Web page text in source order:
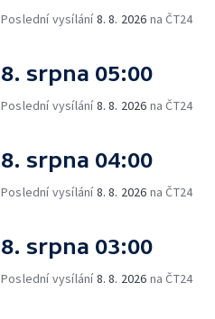
Poslední vysílání8. 8. 2026 na ČT24
8. srpna 05:00
Poslední vysílání8. 8. 2026 na ČT24
8. srpna 04:00
Poslední vysílání8. 8. 2026 na ČT24
8. srpna 03:00
Poslední vysílání8. 8. 2026 na ČT24